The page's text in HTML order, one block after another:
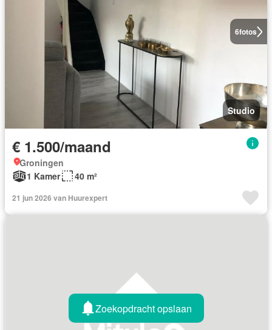
6fotos
Studio
€ 1.500/maand
Groningen
1 Kamer
40 m²
21 jun 2026 van Huurexpert
Zoekopdracht opslaan